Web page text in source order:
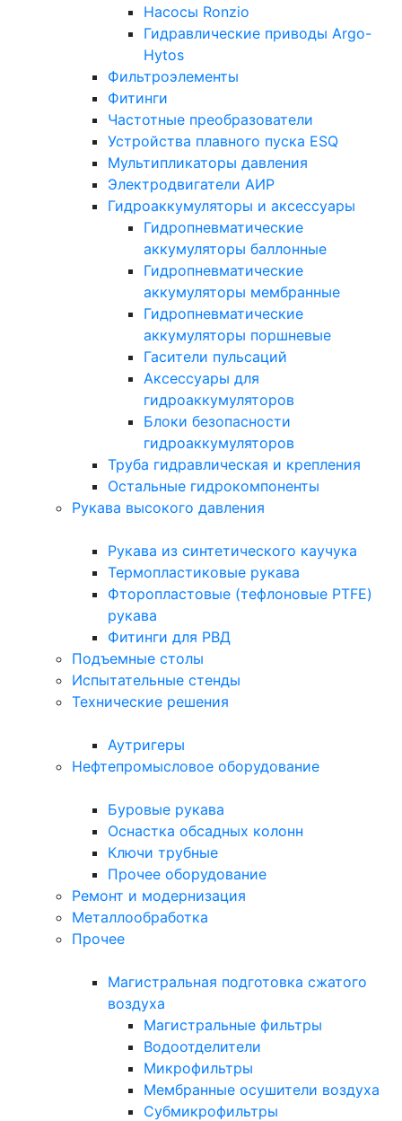
Насосы Ronzio
Гидравлические приводы Argo-
Hytos
Фильтроэлементы
Фитинги
Частотные преобразователи
Устройства плавного пуска ESQ
Мультипликаторы давления
Электродвигатели АИР
Гидроаккумуляторы и аксессуары
Гидропневматические
аккумуляторы баллонные
Гидропневматические
аккумуляторы мембранные
Гидропневматические
аккумуляторы поршневые
Гасители пульсаций
Аксессуары для
гидроаккумуляторов
Блоки безопасности
гидроаккумуляторов
Труба гидравлическая и крепления
Остальные гидрокомпоненты
Рукава высокого давления
Рукава из синтетического каучука
Термопластиковые рукава
Фторопластовые (тефлоновые PTFE)
рукава
Фитинги для РВД
Подъемные столы
Испытательные стенды
Технические решения
Аутригеры
Нефтепромысловое оборудование
Буровые рукава
Оснастка обсадных колонн
Ключи трубные
Прочее оборудование
Ремонт и модернизация
Металлообработка
Прочее
Магистральная подготовка сжатого
воздуха
Магистральные фильтры
Водоотделители
Микрофильтры
Мембранные осушители воздуха
Субмикрофильтры